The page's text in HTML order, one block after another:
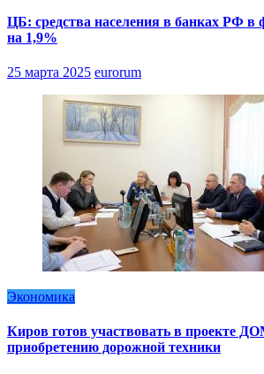
ЦБ: средства населения в банках РФ в
на 1,9%
25 марта 2025 eurorum
Экономика
Киров готов участвовать в проекте
приобретению дорожной техники